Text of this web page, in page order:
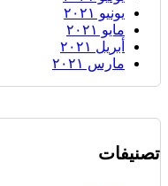
يونيو ٢٠٢١
مايو ٢٠٢١
أبريل ٢٠٢١
مارس ٢٠٢١
تصنيفات